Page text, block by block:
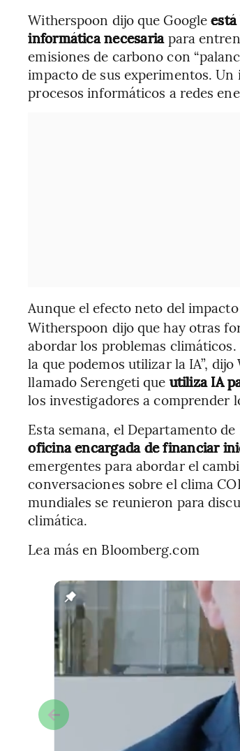
Witherspoon dijo que Google
informática necesariapara
emisiones de carbono con
impacto de sus experimentos.
procesos informáticos a redes
Aunque el efecto neto del impacto
Witherspoon dijo que hay otras
abordar los problemas
la que podemos utilizar la IA”,
llamado Serengeti que utiliza IA
los investigadores a comprender
Esta semana, el Departamento
oficina encargada de financiar
emergentes para abordar el
conversaciones sobre el clima
mundiales se reunieron para
climática.
Lea más en Bloomberg.com